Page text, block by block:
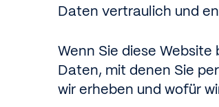
Daten vertraulich und
Wenn Sie diese
Daten, mit denen Sie
wir erheben und wofür